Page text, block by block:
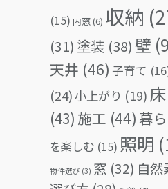
(15) 内窓(6) 収納
(31) 塗装 (38) 壁
天井 (46) 子育て
(24)小上がり (19) 床
(43) 施工 (44) 暮
を楽しむ (15) 照明
物件選び (3) 窓 (32) 自